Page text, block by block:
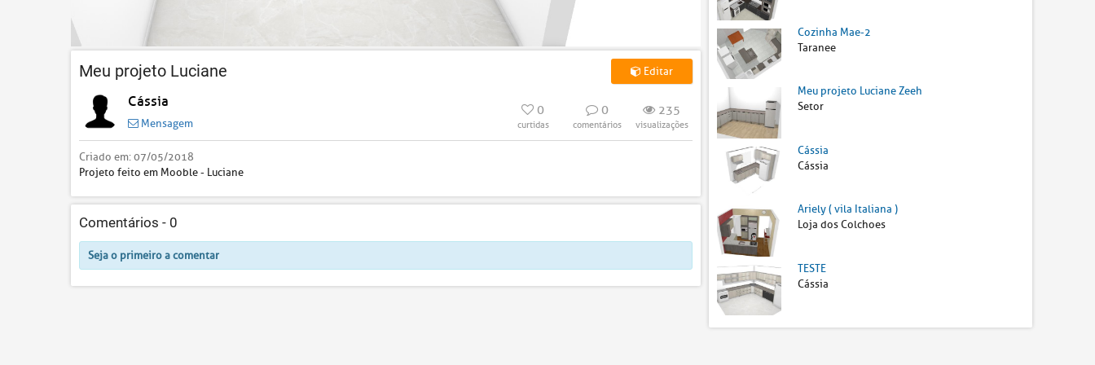
Meu projeto Luciane Editar
Cássia
Mensagem
0
curtidas
0
comentários
235
visualizações
Criado em:07/05/2018
Projeto feito em Mooble - Luciane
Comentários - 0
Seja o primeiro a comentar
Cozinha Mae-2
Taranee
Meu projeto Luciane Zeeh
Setor
Cássia
Cássia
Ariely ( vila Italiana )
Loja dos Colchoes
TESTE
Cássia